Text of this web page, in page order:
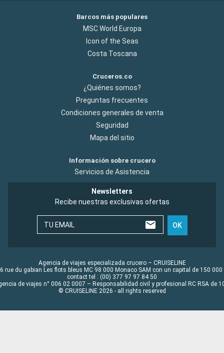
Barcos más populares
MSC World Europa
Icon of the Seas
Costa Toscana
Cruceros.co
¿Quiénes somos?
Preguntas frecuentes
Condiciones generales de venta
Seguridad
Mapa del sitio
Información sobre crucero
Servicios de Asistencia
Newsletters
Recibe nuestras exclusivas ofertas
TU EMAIL OK
Agencia de viajes especializada crucero – CRUISELINE
rue du gabian Les flots bleus MC 98 000 Monaco SAM con un capital de 150 000
contact tel : (00) 377 97 97 84 50
de viajes n° 006 02 0007 – Responsabilidad civil y profesional RC RSA de
© CRUISELINE 2026 - all rights reserved